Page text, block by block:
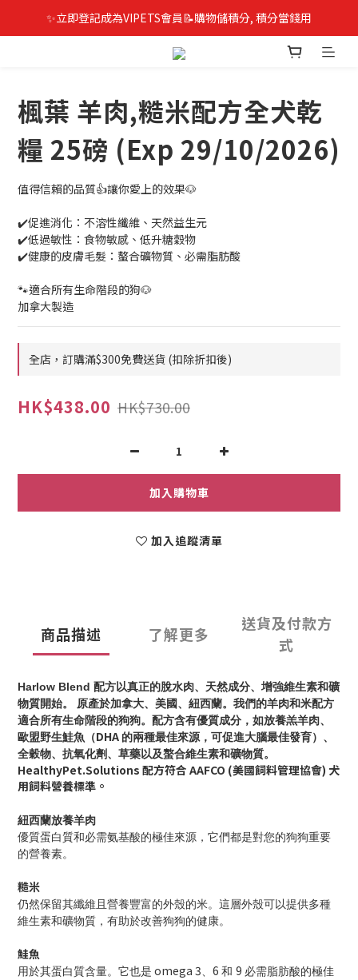
✨立即登記成為VIPETS會員📝購物儲積分, 積分當錢用
楓葉 羊肉,糙米配方全犬乾
糧 25磅 (Exp 29/10/2026)
值得信賴的品質👍讓你愛上的效果🐶
✔️促進消化：不溶性纖維、天然益生元
✔️低過敏性：食物敏感、低升糖穀物
✔️健康的皮膚毛髮：螯合礦物質、必需脂肪酸
🐾適合所有生命階段的狗🐶
加拿大製造
全店，訂購滿$300免費送貨 (扣除折扣後)
HK$438.00 HK$730.00
加入購物車
加入追蹤清單
商品描述 了解更多
送貨及付款方
式
Harlow Blend 配方以真正的脫水肉、天然成分、增強維生素和礦
物質開始。 原產於加拿大、美國、紐西蘭。我們的羊肉和米配方
適合所有生命階段的狗狗。配方含有優質成分，如放養羔羊肉、
歐盟野生鮭魚（DHA 的兩種最佳來源，可促進大腦最佳發育）、
全穀物、抗氧化劑、草藥以及螯合維生素和礦物質。
HealthyPet.Solutions 配方符合 AAFCO (美國飼料管理協會) 犬
用飼料營養標準。
紐西蘭放養羊肉
優質蛋白質和必需氨基酸的極佳來源，它們都是對您的狗狗重要
的營養素。
糙米
仍然保留其纖維且營養豐富的外殼的米。這層外殼可以提供多種
維生素和礦物質，有助於改善狗狗的健康。
鮭魚
用於其蛋白質含量。它也是 omega 3、 6 和 9 必需脂肪酸的極佳